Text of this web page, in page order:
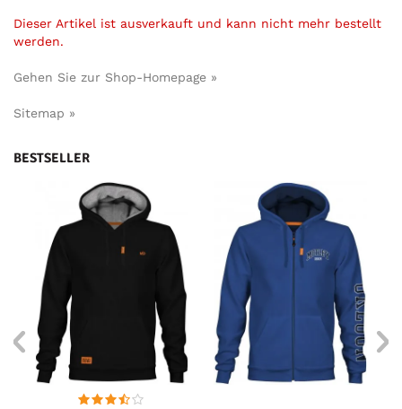
Dieser Artikel ist ausverkauft und kann nicht mehr bestellt
werden.
Gehen Sie zur Shop-Homepage »
Sitemap »
BESTSELLER